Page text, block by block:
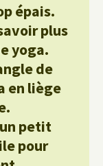
épais.
plus
yoga.
de
en liège
un petit
pour